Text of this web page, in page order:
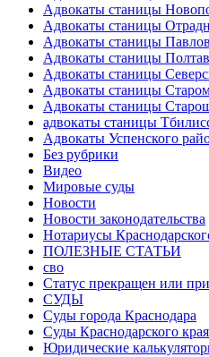
Адвокаты станицы
Адвокаты станицы
Адвокаты станицы
Адвокаты станицы
Адвокаты станицы
Адвокаты станицы
Адвокаты станицы
адвокаты станицы
Адвокаты Успенского
Без рубрики
Видео
Мировые суды
Новости
Новости законодательства
Нотариусы
ПОЛЕЗНЫЕ СТАТЬИ
сво
Статус прекращен или
СУДЫ
Суды города Краснодара
Суды Краснодарского края
Юридические